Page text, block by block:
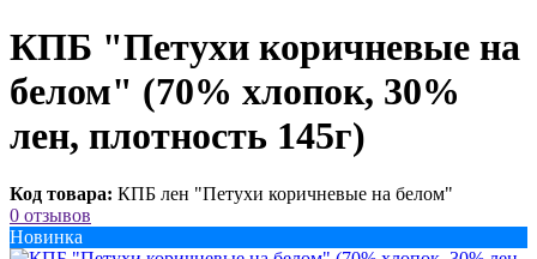
КПБ "Петухи коричневые на
белом" (70% хлопок, 30%
лен, плотность 145г)
Код товара: КПБ лен "Петухи коричневые на белом"
0 отзывов
Новинка